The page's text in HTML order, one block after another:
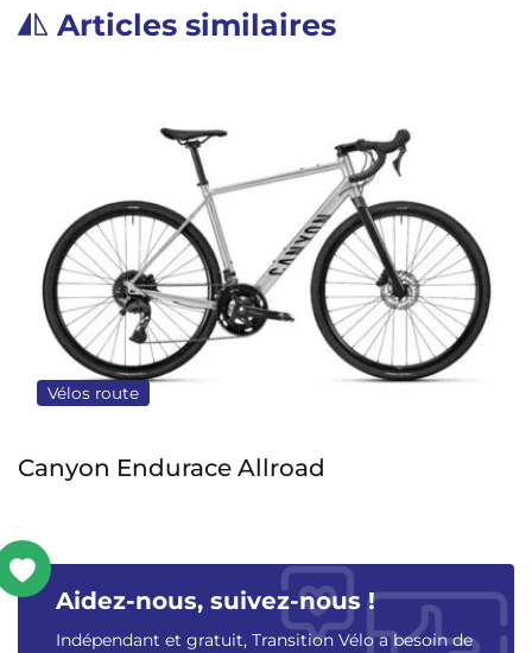
Articles similaires
Vélos route
Colnago Y1Rs
Aidez-nous, suivez-nous !
Indépendant et gratuit, Transition Vélo a besoin de